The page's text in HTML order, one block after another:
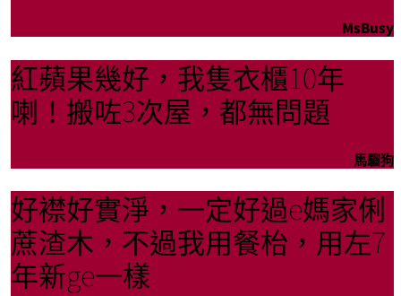
MsBusy
紅蘋果幾好，我隻衣櫃10年
喇！搬咗3次屋，都無問題
馬騮狗
好襟好實淨，一定好過e媽家俐
蔗渣木，不過我用餐枱，用左7
年新ge一樣